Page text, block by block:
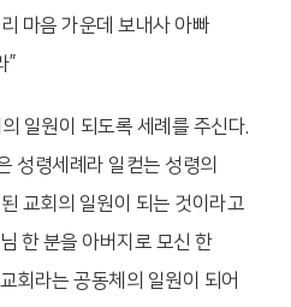
마음 가운데 보내사 아빠
”
일원이 되도록 세례를 주신다.
성령세례라 일컫는 성령의
교회의 일원이 되는 것이라고
한 분을 아버지로 모신 한
회라는 공동체의 일원이 되어